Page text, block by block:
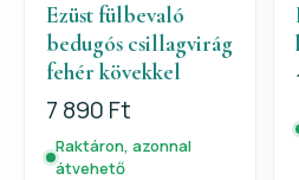
Ezüst fülbevaló
bedugós csillagvirág
fehér kövekkel
7 890 Ft
Raktáron, azonnal
átvehető